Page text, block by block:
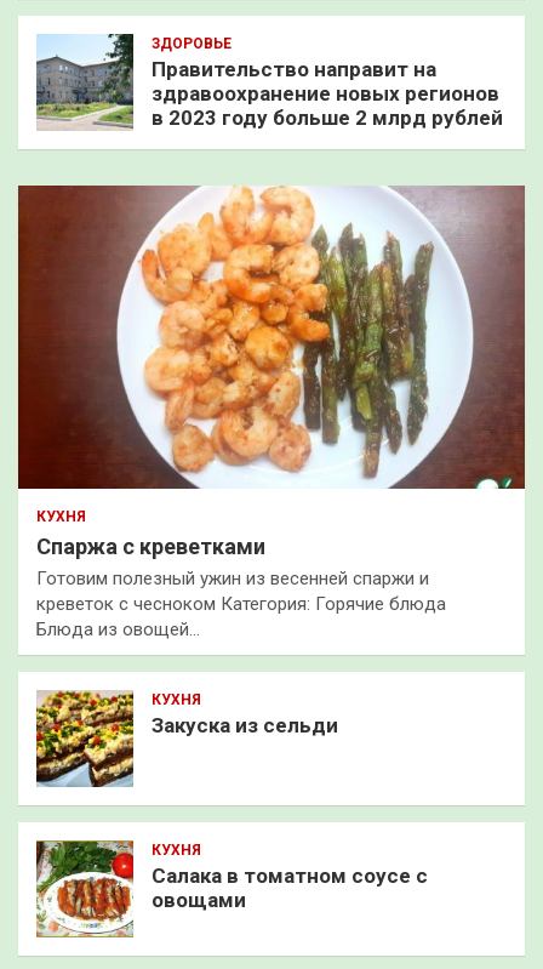
ЗДОРОВЬЕ
Правительство направит на
здравоохранение новых регионов
в 2023 году больше 2 млрд рублей
КУХНЯ
Спаржа с креветками
Готовим полезный ужин из весенней спаржи и
креветок с чесноком Категория: Горячие блюда
Блюда из овощей…
КУХНЯ
Закуска из сельди
КУХНЯ
Салака в томатном соусе с
овощами